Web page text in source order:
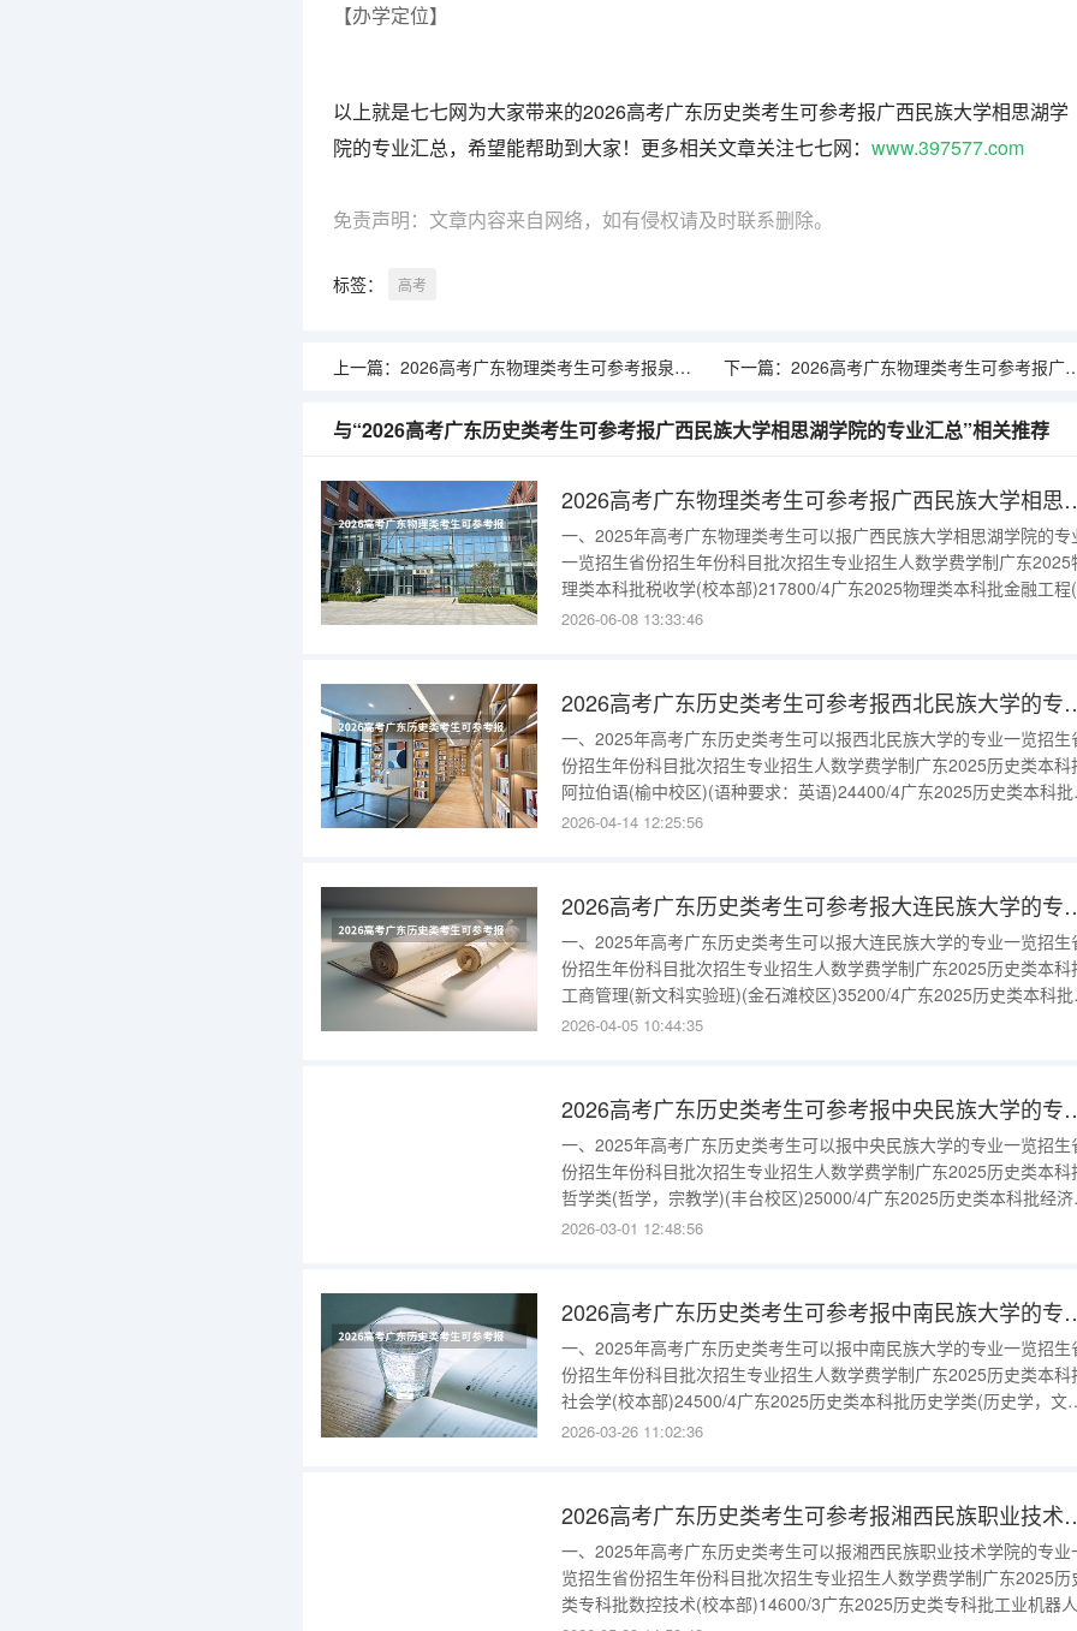
【办学定位】
以上就是七七网为大家带来的2026高考广东历史类考生可参考报广西民族大学相思湖学
院的专业汇总，希望能帮助到大家！更多相关文章关注七七网： www.397577.com
免责声明：文章内容来自网络，如有侵权请及时联系删除。
标签： 高考
上一篇： 2026高考广东物理类考生可参考报泉州纺织服装职业学院的专业汇总 下一篇： 2026高考广东物理类考生可参考报广西民族大学相思湖学院的专业汇总
与“2026高考广东历史类考生可参考报广西民族大学相思湖学院的专业汇总”相关推荐
2026高考广东物理类
一、2025年高考广东物理类考生可以报广西民族大学相思湖学院的专
一览招生省份招生年份科目批次招生专业招生人数学费学制广东2025
理类本科批税收学(校本部)217800/4广东2025物理类本科批金融工程
本部)717800/4广东2025物理类本科批金融科技(校本部)717800/4广
2026-06-08 13:33:46
2026高考广东历
一、2025年高考广东历史类考生可以报西北民族大学的专业一览招生
份招生年份科目批次招生专业招生人数学费学制广东2025历史类本科
阿拉伯语(榆中校区)(语种要求：英语)24400/4广东2025历史类本科
会学(榆中校区)23800/4广东2025历史类本科批法学(榆中校区
2026-04-14 12:25:56
2026高考广东历
一、2025年高考广东历史类考生可以报大连民族大学的专业一览招生
份招生年份科目批次招生专业招生人数学费学制广东2025历史类本科
工商管理(新文科实验班)(金石滩校区)35200/4广东2025历史类本科
商管理(新文科实验班)(金石滩校区)35200/4更多数据请进入：
2026-04-05 10:44:35
2026高考广东历
一、2025年高考广东历史类考生可以报中央民族大学的专业一览招生
份招生年份科目批次招生专业招生人数学费学制广东2025历史类本科
哲学类(哲学，宗教学)(丰台校区)25000/4广东2025历史类本科批经
类(经济学，财政学，金融学，国际经济与贸易)(丰台校区)45000/4广
2026-03-01 12:48:56
2026高考广东历
一、2025年高考广东历史类考生可以报中南民族大学的专业一览招生
份招生年份科目批次招生专业招生人数学费学制广东2025历史类本科
社会学(校本部)24500/4广东2025历史类本科批历史学类(历史学，文
与博物馆学)(具体专业分流情况请查看学校网站)(校本部)24500/4广东
2026-03-26 11:02:36
2026高考广东历史类
一、2025年高考广东历史类考生可以报湘西民族职业技术学院的专业
览招生省份招生年份科目批次招生专业招生人数学费学制广东2025历
类专科批数控技术(校本部)14600/3广东2025历史类专科批工业机器